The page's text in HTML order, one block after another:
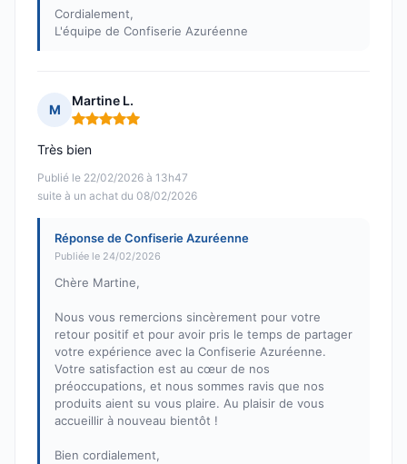
Cordialement,
L'équipe de Confiserie Azuréenne
M
Martine L.
Note : 5 sur 5
Publié le 22/02/2026 à 13h47
suite à un achat du 08/02/2026
Très bien
Réponse de Confiserie Azuréenne
Publiée le 24/02/2026
Chère Martine,
Nous vous remercions sincèrement pour votre
retour positif et pour avoir pris le temps de partager
votre expérience avec la Confiserie Azuréenne.
Votre satisfaction est au cœur de nos
préoccupations, et nous sommes ravis que nos
produits aient su vous plaire. Au plaisir de vous
accueillir à nouveau bientôt !
Bien cordialement,